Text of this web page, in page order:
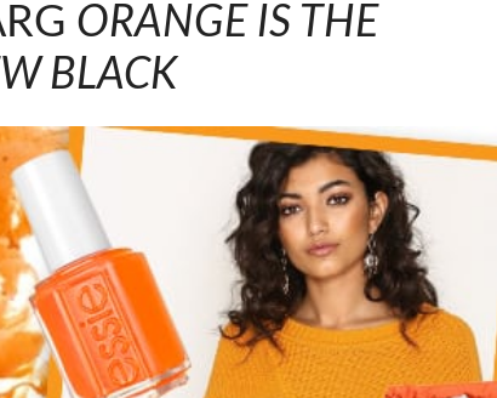
ORANGE IS THE
BLACK